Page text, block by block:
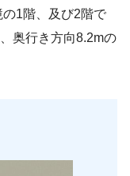
1階、及び2階で
奥行き方向8.2mの